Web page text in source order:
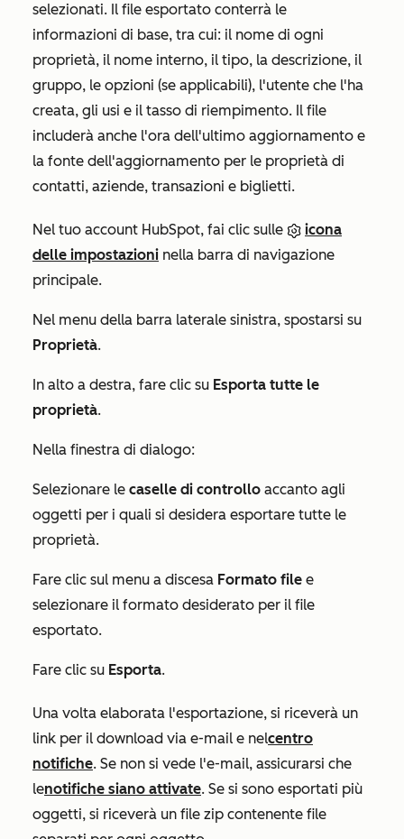
selezionati. Il file esportato conterrà le
informazioni di base, tra cui: il nome di ogni
proprietà, il nome interno, il tipo, la descrizione, il
gruppo, le opzioni (se applicabili), l'utente che l'ha
creata, gli usi e il tasso di riempimento. Il file
includerà anche l'ora dell'ultimo aggiornamento e
la fonte dell'aggiornamento per le proprietà di
contatti, aziende, transazioni e biglietti.
Nel tuo account HubSpot, fai clic sulle
icona
delle impostazioni nella barra di navigazione
principale.
Nel menu della barra laterale sinistra, spostarsi su
Proprietà.
In alto a destra, fare clic su Esporta tutte le
proprietà.
Nella finestra di dialogo:
Selezionare le caselle di controllo accanto agli
oggetti per i quali si desidera esportare tutte le
proprietà.
Fare clic sul menu a discesa Formato file e
selezionare il formato desiderato per il file
esportato.
Fare clic su Esporta.
Una volta elaborata l'esportazione, si riceverà un
link per il download via e-mail e nelcentro
notifiche. Se non si vede l'e-mail, assicurarsi che
lenotifiche siano attivate. Se si sono esportati più
oggetti, si riceverà un file zip contenente file